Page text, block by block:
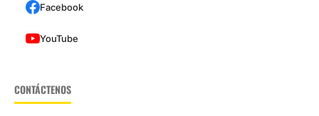
Facebook
YouTube
CONTÁCTENOS